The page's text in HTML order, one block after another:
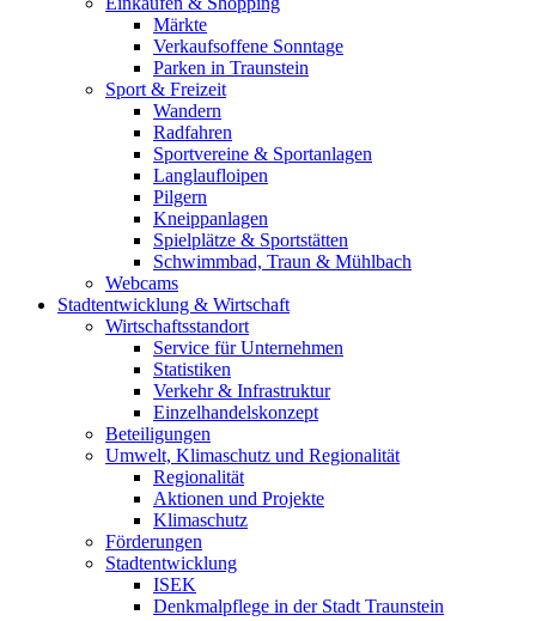
Märkte
Verkaufsoffene Sonntage
Parken in Traunstein
Sport & Freizeit
Wandern
Radfahren
Sportvereine & Sportanlagen
Langlaufloipen
Pilgern
Kneippanlagen
Spielplätze & Sportstätten
Schwimmbad, Traun & Mühlbach
Webcams
Stadtentwicklung & Wirtschaft
Wirtschaftsstandort
Service für Unternehmen
Statistiken
Verkehr & Infrastruktur
Einzelhandelskonzept
Beteiligungen
Umwelt, Klimaschutz und Regionalität
Regionalität
Aktionen und Projekte
Klimaschutz
Förderungen
Stadtentwicklung
ISEK
Denkmalpflege in der Stadt Traunstein